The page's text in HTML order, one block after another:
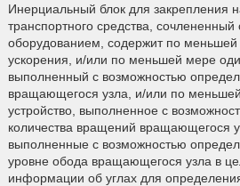
Инерциальный блок для закрепления
транспортного средства, сочлененный
оборудованием, содержит по меньшей
ускорения, и/или по меньшей мере
выполненный с возможностью
вращающегося узла, и/или по
устройство, выполненное с
количества вращений вращающегося
выполненные с возможностью
уровне обода вращающегося узла в
информации об углах для